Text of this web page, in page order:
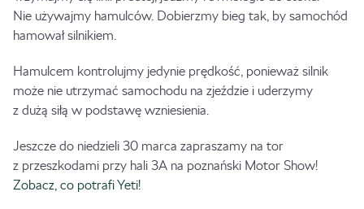
Nie używajmy hamulców. Dobierzmy bieg tak, by samochód
hamował silnikiem.
Hamulcem kontrolujmy jedynie prędkość, ponieważ silnik
może nie utrzymać samochodu na zjeździe i uderzymy
z dużą siłą w podstawę wzniesienia.
Jeszcze do niedzieli 30 marca zapraszamy na tor
z przeszkodami przy hali 3A na poznański Motor Show!
Zobacz, co potrafi Yeti!